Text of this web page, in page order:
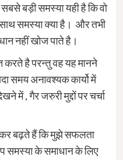
बड़ी समस्या यही है कि वो
साथ समस्या क्या है। और तभी
नहीं खोज पाते है।
है परन्तु वह यह मानने
समय अनावश्यक कार्यो में
में , गैर जरुरी मुद्दों पर चर्चा
बढ़ते हैं कि मुझे सफलता
समस्या के समाधान के लिए